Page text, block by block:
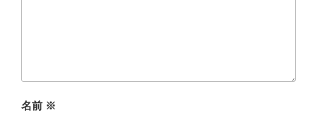
名前 ※